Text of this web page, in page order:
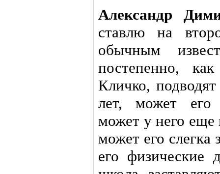
Александр
ставлю на
обычным
постепенно,
Кличко,
лет, может его
может у него еще
может его слегка
его физические